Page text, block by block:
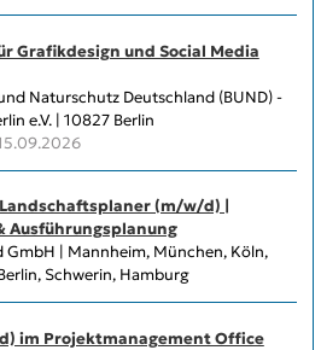
Grafikdesign und Social Media
Naturschutz Deutschland (BUND) -
e.V. | 10827 Berlin
(m/w/d) |
Ausführungsplanung
GmbH | Mannheim, München, Köln,
Schwerin, Hamburg
im Projektmanagement Office